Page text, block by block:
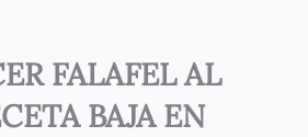
FALAFEL AL
BAJA EN